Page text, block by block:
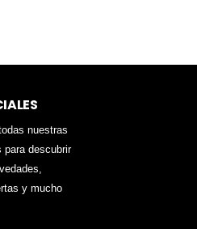
nuestras
para descubrir
y mucho